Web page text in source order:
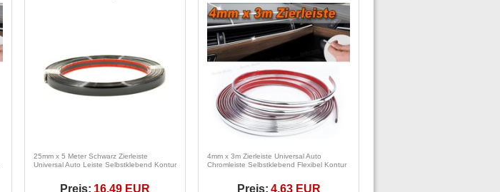
25mm x 5 Meter Schwarz Zierleiste
Universal Auto Leiste Selbstklebend Kontur
Preis: 16,49 EUR
4mm x 3m Zierleiste Universal Auto
Chromleiste Selbstklebend Flexibel Kontur
Preis: 4,63 EUR